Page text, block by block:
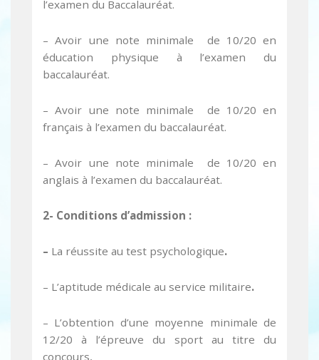
l’examen du Baccalauréat.
– Avoir une note minimale de 10/20 en
éducation physique à l’examen du
baccalauréat.
– Avoir une note minimale de 10/20 en
français à l’examen du baccalauréat.
– Avoir une note minimale de 10/20 en
anglais à l’examen du baccalauréat.
2- Conditions d’admission :
– La réussite au test psychologique.
– L’aptitude médicale au service militaire.
– L’obtention d’une moyenne minimale de
12/20 à l’épreuve du sport au titre du
concours,